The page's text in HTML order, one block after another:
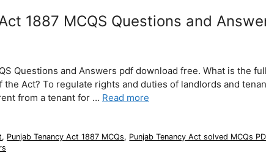
1887 MCQS Questions and
Questions and Answers pdf download free. What is the
the Act? To regulate rights and duties of landlords and
from a tenant for … Read more
, Punjab Tenancy Act 1887 MCQs, Punjab Tenancy Act solved MCQs